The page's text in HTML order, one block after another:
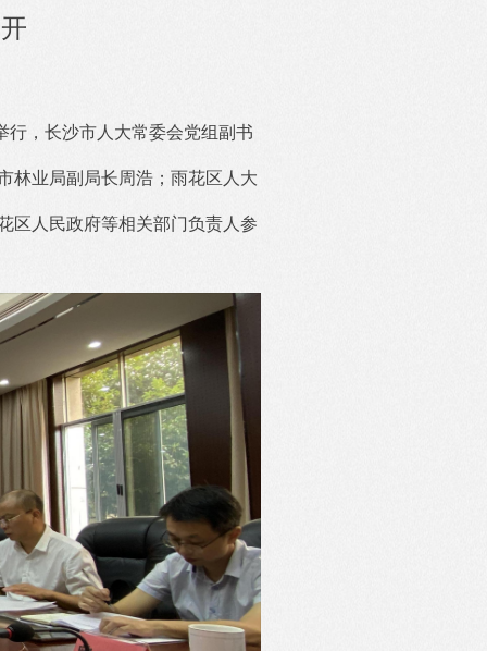
行，长沙市人大常委会党组副书
林业局副局长周浩；雨花区人大
区人民政府等相关部门负责人参